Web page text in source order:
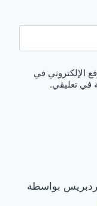
الإلكتروني في
في تعليقي.